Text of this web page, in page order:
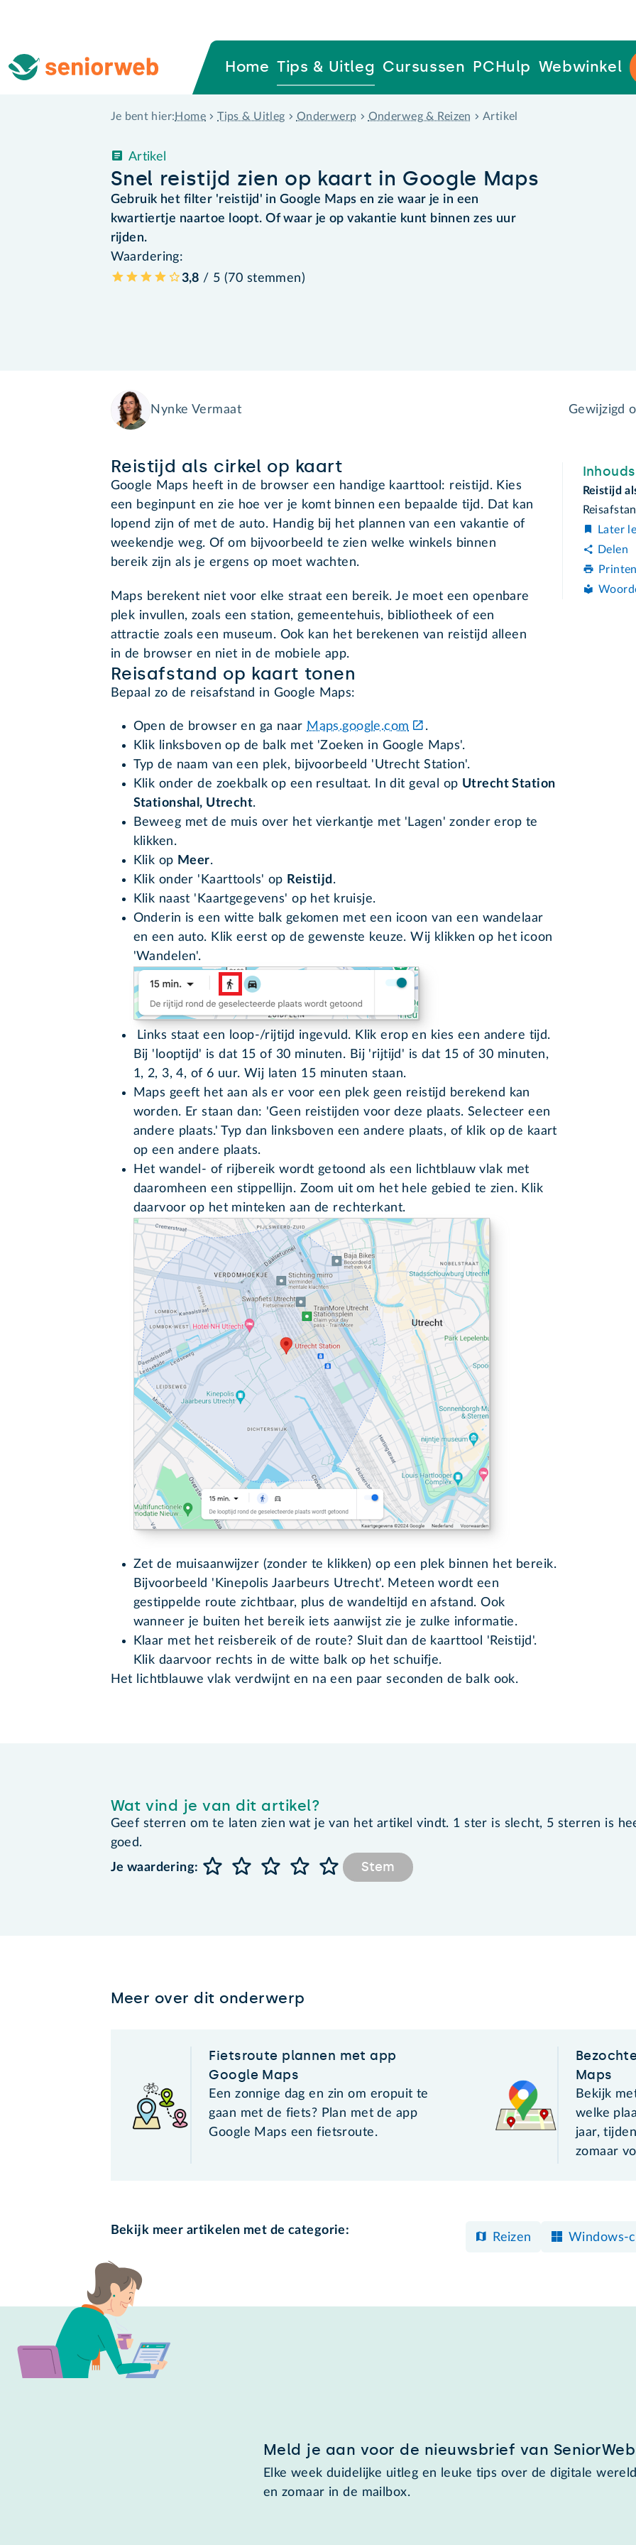
Home Tips & Uitleg Cursussen PCHulp Webwinkel
Je bent hier: Home Tips & Uitleg Onderwerp Onderweg & Reizen Artikel
Snel reistijd zien op kaart in Google Maps
Artikel
Gebruik het filter 'reistijd' in Google Maps en zie waar je in een
kwartiertje naartoe loopt. Of waar je op vakantie kunt binnen zes uur
rijden.
Waardering:
3,8 / 5 (70 stemmen)
Nynke Vermaat Gewijzigd
Reistijd als cirkel op kaart
Google Maps heeft in de browser een handige kaarttool: reistijd. Kies
een beginpunt en zie hoe ver je komt binnen een bepaalde tijd. Dat kan
lopend zijn of met de auto. Handig bij het plannen van een vakantie of
weekendje weg. Of om bijvoorbeeld te zien welke winkels binnen
bereik zijn als je ergens op moet wachten.
Maps berekent niet voor elke straat een bereik. Je moet een openbare
plek invullen, zoals een station, gemeentehuis, bibliotheek of een
attractie zoals een museum. Ook kan het berekenen van reistijd alleen
in de browser en niet in de mobiele app.
Reisafstand op kaart tonen
Bepaal zo de reisafstand in Google Maps:
Open de browser en ga naar Maps.google.com
.
Klik linksboven op de balk met 'Zoeken in Google Maps'.
Typ de naam van een plek, bijvoorbeeld 'Utrecht Station'.
Klik onder de zoekbalk op een resultaat. In dit geval op Utrecht Station
Stationshal, Utrecht.
Beweeg met de muis over het vierkantje met 'Lagen' zonder erop te
klikken.
Klik op Meer.
Klik onder 'Kaarttools' op Reistijd .
Klik naast 'Kaartgegevens' op het kruisje.
Onderin is een witte balk gekomen met een icoon van een wandelaar
en een auto. Klik eerst op de gewenste keuze. Wij klikken op het icoon
'Wandelen'.
Links staat een loop-/rijtijd ingevuld. Klik erop en kies een andere tijd.
Bij 'looptijd' is dat 15 of 30 minuten. Bij 'rijtijd' is dat 15 of 30 minuten,
1, 2, 3, 4, of 6 uur. Wij laten 15 minuten staan.
Maps geeft het aan als er voor een plek geen reistijd berekend kan
worden. Er staan dan: 'Geen reistijden voor deze plaats. Selecteer een
andere plaats.' Typ dan linksboven een andere plaats, of klik op de kaart
op een andere plaats.
Het wandel- of rijbereik wordt getoond als een lichtblauw vlak met
daaromheen een stippellijn. Zoom uit om het hele gebied te zien. Klik
daarvoor op het minteken aan de rechterkant.
Zet de muisaanwijzer (zonder te klikken) op een plek binnen het bereik.
Bijvoorbeeld 'Kinepolis Jaarbeurs Utrecht'. Meteen wordt een
gestippelde route zichtbaar, plus de wandeltijd en afstand. Ook
wanneer je buiten het bereik iets aanwijst zie je zulke informatie.
Klaar met het reisbereik of de route? Sluit dan de kaarttool 'Reistijd'.
Klik daarvoor rechts in de witte balk op het schuifje.
Het lichtblauwe vlak verdwijnt en na een paar seconden de balk ook.
Reistijd
Later
Delen
Wat vind je van dit artikel?
Geef sterren om te laten zien wat je van het artikel vindt. 1 ster is slecht, 5 sterren is
goed.
Je waardering:
Stem
Meer over dit onderwerp
Fietsroute plannen met app
Google Maps
Een zonnige dag en zin om eropuit te
gaan met de fiets? Plan met de app
Google Maps een fietsroute.
Maps
Bekijk
welke
jaar,
zomaar
Bekijk meer artikelen met de categorie:
Reizen Windows-
Meld je aan voor de nieuwsbrief van SeniorWeb
Elke week duidelijke uitleg en leuke tips over de digitale
en zomaar in de mailbox.